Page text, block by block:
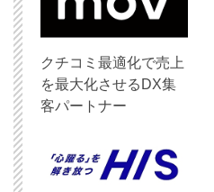
クチコミ最適化で売上
を最大化させるDX集
客パートナー